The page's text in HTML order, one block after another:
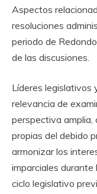
Aspectos
resoluciones
periodo de
de las discusiones.
Líderes legislativos
relevancia de
perspectiva amplia,
propias del debido
armonizar los
imparciales
ciclo legislativo